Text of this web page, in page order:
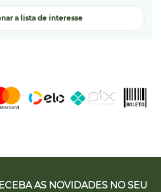
a lista de interesse
AS NOVIDADES NO SEU